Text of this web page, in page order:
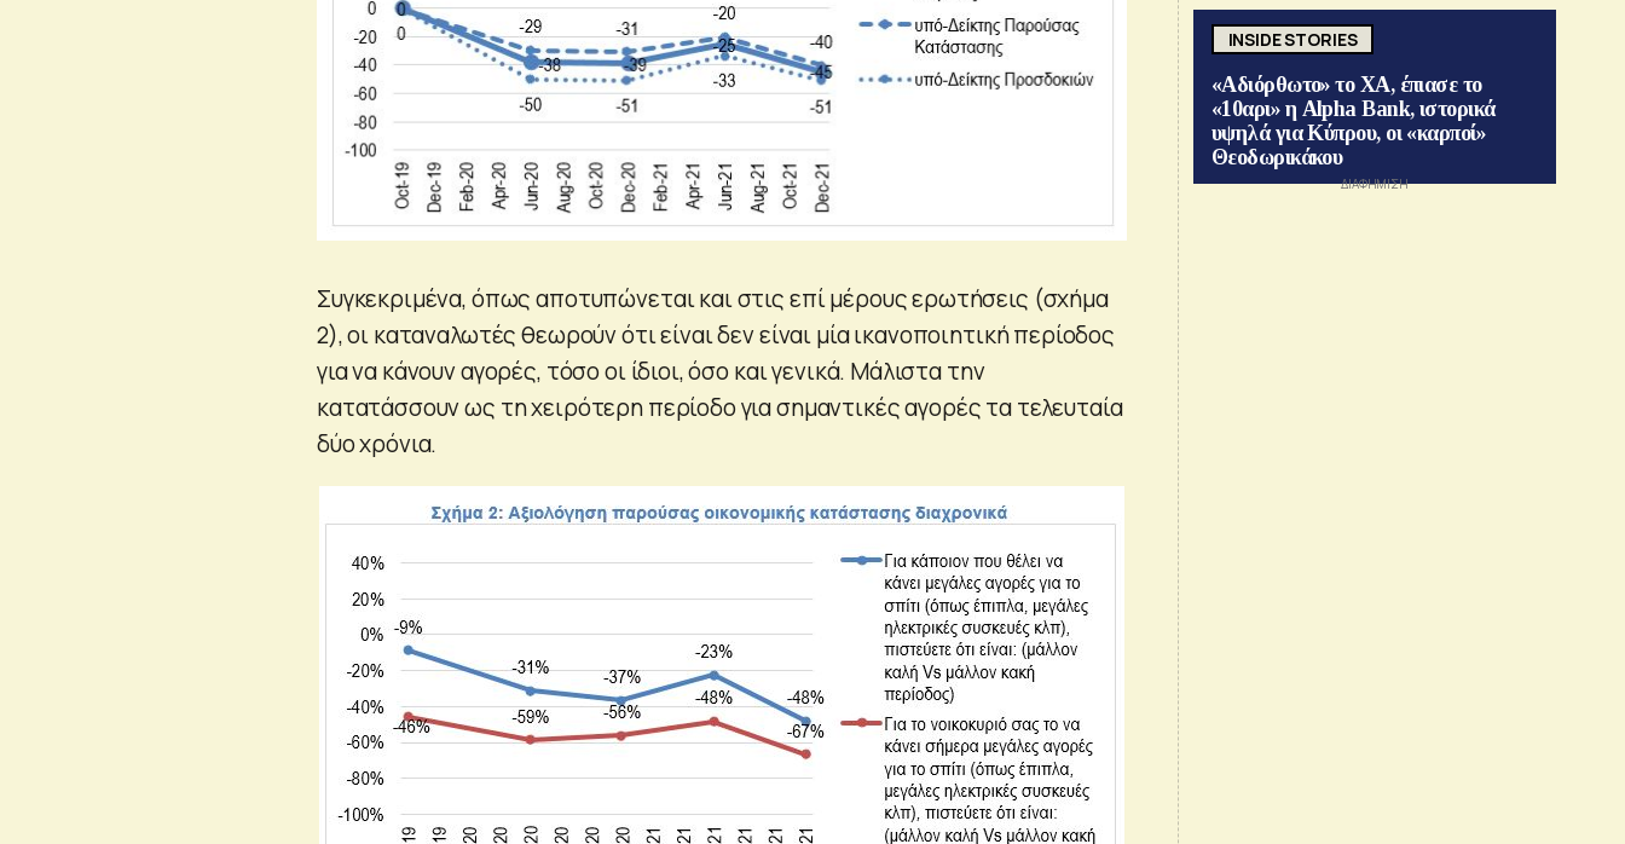
Συγκεκριμένα, όπως αποτυπώνεται και στις επί μέρους ερωτήσεις (σχήμα
2), οι καταναλωτές θεωρούν ότι είναι δεν είναι μία ικανοποιητική περίοδος
για να κάνουν αγορές, τόσο οι ίδιοι, όσο και γενικά. Μάλιστα την
κατατάσσουν ως τη χειρότερη περίοδο για σημαντικές αγορές τα τελευταία
δύο χρόνια.
INSIDE STORIES
«Αδιόρθωτο» το ΧΑ, έπιασε το
«10αρι» η Alpha Bank, ιστορικά
υψηλά για Κύπρου, οι «καρποί»
Θεοδωρικάκου